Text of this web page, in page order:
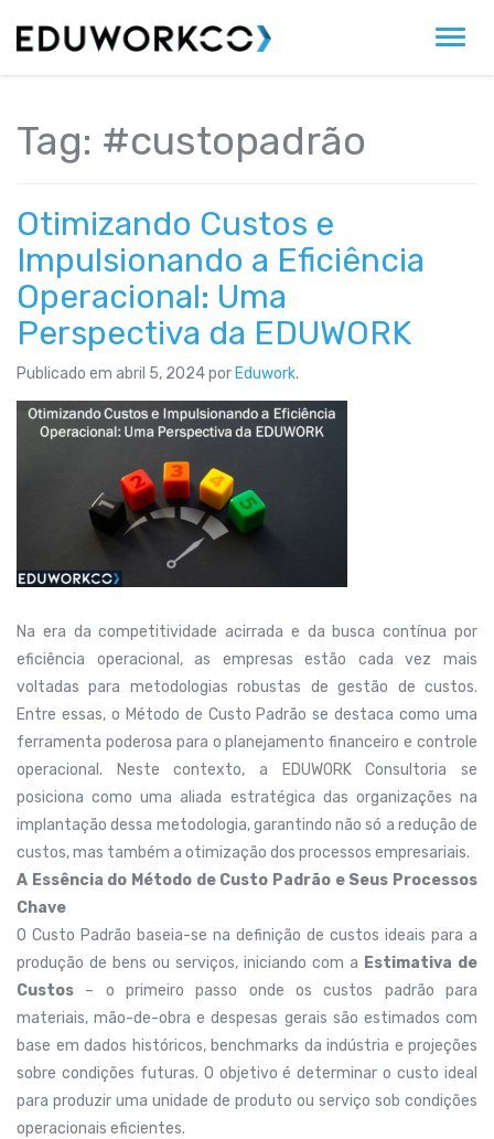
Tag: #custopadrão
Otimizando Custos e
Impulsionando a Eficiência
Operacional: Uma
Perspectiva da EDUWORK
Publicado em abril 5, 2024por Eduwork.
Na era da competitividade acirrada e da busca contínua por
eficiência operacional, as empresas estão cada vez mais
voltadas para metodologias robustas de gestão de custos.
Entre essas, o Método de Custo Padrão se destaca como uma
ferramenta poderosa para o planejamento financeiro e controle
operacional. Neste contexto, a EDUWORK Consultoria se
posiciona como uma aliada estratégica das organizações na
implantação dessa metodologia, garantindo não só a redução de
custos, mas também a otimização dos processos empresariais.
A Essência do Método de Custo Padrão e Seus Processos
Chave
O Custo Padrão baseia-se na definição de custos ideais para a
produção de bens ou serviços, iniciando com a Estimativa de
Custos – o primeiro passo onde os custos padrão para
materiais, mão-de-obra e despesas gerais são estimados com
base em dados históricos, benchmarks da indústria e projeções
sobre condições futuras. O objetivo é determinar o custo ideal
para produzir uma unidade de produto ou serviço sob condições
operacionais eficientes.